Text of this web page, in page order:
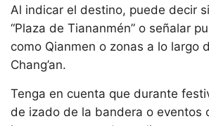
Al indicar el destino, puede decir
“Plaza de Tiananmén” o señalar
como Qianmen o zonas a lo largo
Chang’an.
Tenga en cuenta que durante
de izado de la bandera o eventos